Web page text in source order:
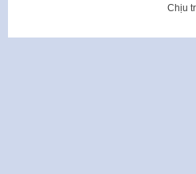
Chịu